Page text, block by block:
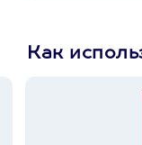
Как